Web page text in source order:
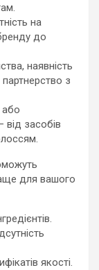
на
до
наявність
з
або
від засобів
для вашого
якості.